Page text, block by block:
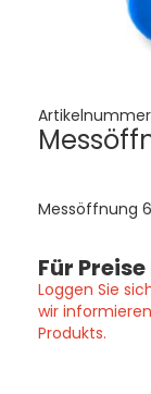
Messöffnung
Für
Loggen Sie
wir
Produkts.